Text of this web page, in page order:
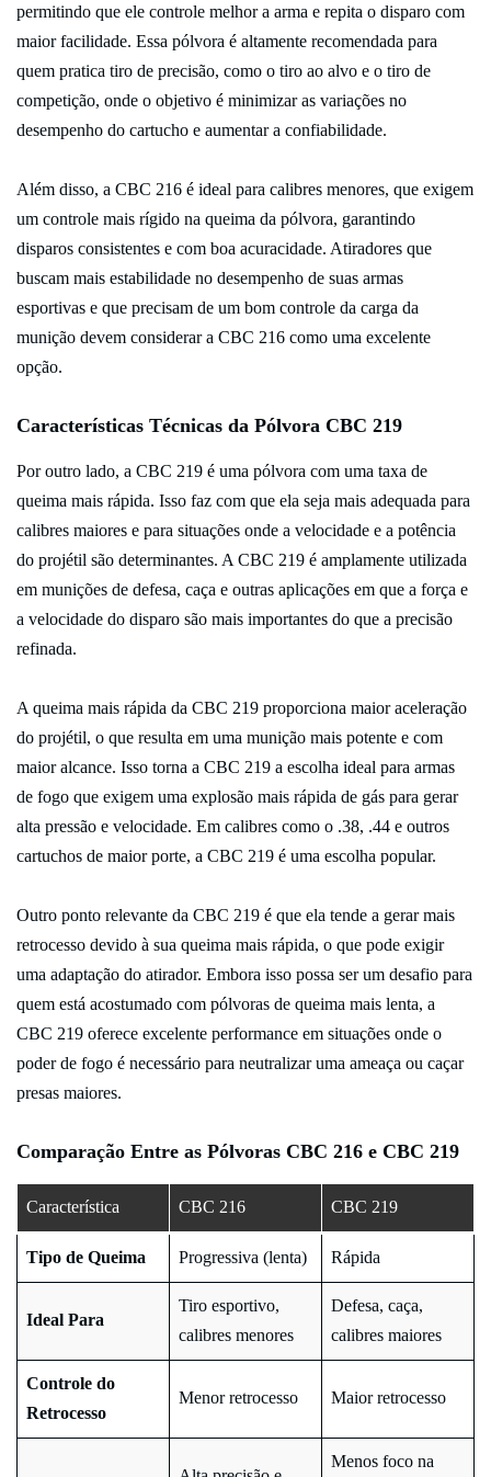
permitindo que ele controle melhor a arma e repita o disparo com
maior facilidade. Essa pólvora é altamente recomendada para
quem pratica tiro de precisão, como o tiro ao alvo e o tiro de
competição, onde o objetivo é minimizar as variações no
desempenho do cartucho e aumentar a confiabilidade.
Além disso, a CBC 216 é ideal para calibres menores, que exigem
um controle mais rígido na queima da pólvora, garantindo
disparos consistentes e com boa acuracidade. Atiradores que
buscam mais estabilidade no desempenho de suas armas
esportivas e que precisam de um bom controle da carga da
munição devem considerar a CBC 216 como uma excelente
opção.
Características Técnicas da Pólvora CBC 219
Por outro lado, a CBC 219 é uma pólvora com uma taxa de
queima mais rápida. Isso faz com que ela seja mais adequada para
calibres maiores e para situações onde a velocidade e a potência
do projétil são determinantes. A CBC 219 é amplamente utilizada
em munições de defesa, caça e outras aplicações em que a força e
a velocidade do disparo são mais importantes do que a precisão
refinada.
A queima mais rápida da CBC 219 proporciona maior aceleração
do projétil, o que resulta em uma munição mais potente e com
maior alcance. Isso torna a CBC 219 a escolha ideal para armas
de fogo que exigem uma explosão mais rápida de gás para gerar
alta pressão e velocidade. Em calibres como o .38, .44 e outros
cartuchos de maior porte, a CBC 219 é uma escolha popular.
Outro ponto relevante da CBC 219 é que ela tende a gerar mais
retrocesso devido à sua queima mais rápida, o que pode exigir
uma adaptação do atirador. Embora isso possa ser um desafio para
quem está acostumado com pólvoras de queima mais lenta, a
CBC 219 oferece excelente performance em situações onde o
poder de fogo é necessário para neutralizar uma ameaça ou caçar
presas maiores.
Comparação Entre as Pólvoras CBC 216 e CBC 219
Característica CBC 216 CBC 219
Tipo de Queima Progressiva (lenta) Rápida
Ideal Para
Tiro esportivo,
calibres menores
Defesa, caça,
calibres maiores
Controle do
Retrocesso
Menor retrocesso Maior retrocesso
Menos foco na